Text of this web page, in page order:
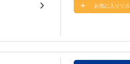
お気に入りリ